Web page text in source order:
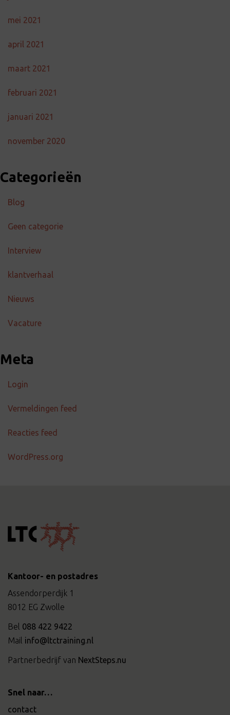
mei 2021
april 2021
maart 2021
februari 2021
januari 2021
november 2020
Categorieën
Blog
Geen categorie
Interview
klantverhaal
Nieuws
Vacature
Meta
Login
Vermeldingen feed
Reacties feed
WordPress.org
Kantoor- en postadres
Assendorperdijk 1
8012 EG Zwolle
Bel 088 422 9422
Mail info@ltctraining.nl
Partnerbedrijf van NextSteps.nu
Snel naar…
contact